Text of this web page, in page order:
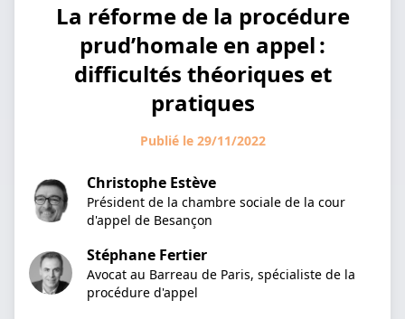
La réforme de la procédure
prud’homale en appel :
difficultés théoriques et
pratiques
Publié le 29/11/2022
Christophe Estève
Président de la chambre sociale de la cour
d'appel de Besançon
Stéphane Fertier
Avocat au Barreau de Paris, spécialiste de la
procédure d'appel